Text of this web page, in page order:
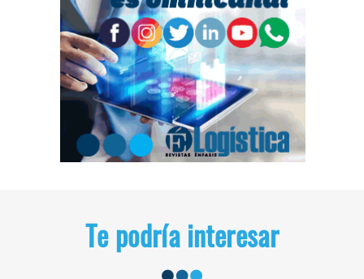
Te podría interesar